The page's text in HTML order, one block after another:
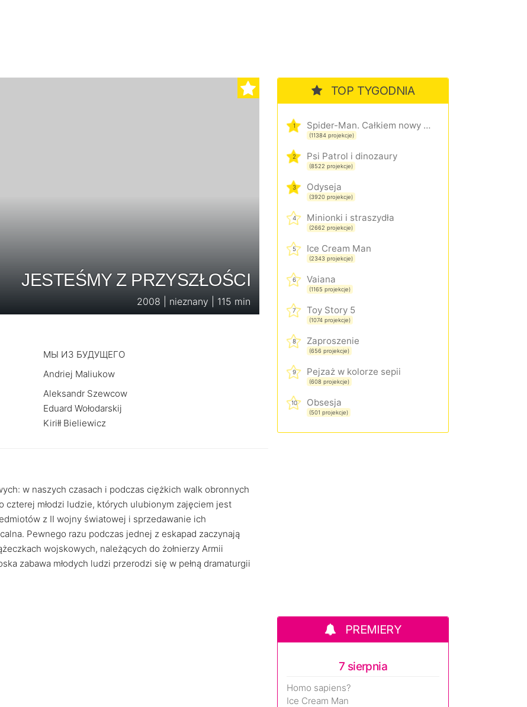
JESTEŚMY Z PRZYSZŁOŚCI
2008 | nieznany | 115 min
МЫ ИЗ БУДУЩЕГО
Andriej Maliukow
Aleksandr Szewcow
Eduard Wołodarskij
Kiriłł Bieliewicz
w naszych czasach i podczas ciężkich walk obronnych
czterej młodzi ludzie, których ulubionym zajęciem jest
z II wojny światowej i sprzedawanie ich
Pewnego razu podczas jednej z eskapad zaczynają
wojskowych, należących do żołnierzy Armii
zabawa młodych ludzi przerodzi się w pełną dramaturgii
TOP TYGODNIA
1 Spider-Man. Całkiem nowy dzień
(11384 projekcje)
2 Psi Patrol i dinozaury
(8522 projekcje)
3 Odyseja
(3920 projekcje)
4 Minionki i straszydła
(2662 projekcje)
5 Ice Cream Man
(2343 projekcje)
6 Vaiana
(1165 projekcje)
7 Toy Story 5
(1074 projekcje)
8 Zaproszenie
(656 projekcje)
9 Pejzaż w kolorze sepii
(608 projekcje)
10 Obsesja
(501 projekcje)
PREMIERY
7 sierpnia
Homo sapiens?
Ice Cream Man